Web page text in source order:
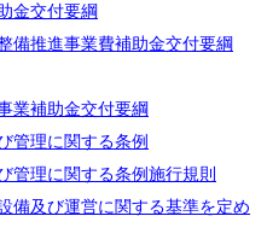
金交付要綱
備推進事業費補助金交付要綱
業補助金交付要綱
管理に関する条例
管理に関する条例施行規則
備及び運営に関する基準を定め